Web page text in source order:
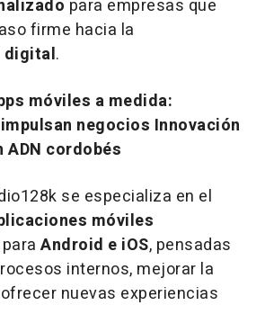
para empresas que
firme hacia la
digital.
móviles a medida:
negocios Innovación
cordobés
se especializa en el
móviles
para Android e iOS, pensadas
internos, mejorar la
nuevas experiencias